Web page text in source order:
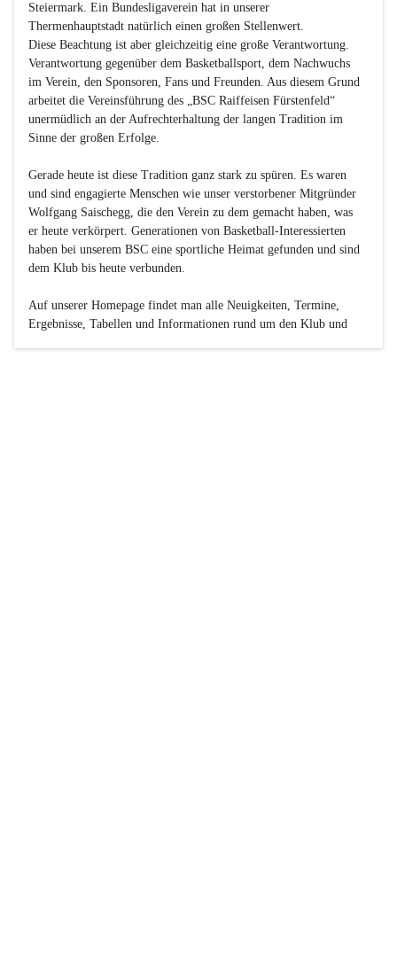
Steiermark. Ein Bundesligaverein hat in unserer
Thermenhauptstadt natürlich einen großen Stellenwert.
Diese Beachtung ist aber gleichzeitig eine große Verantwortung.
Verantwortung gegenüber dem Basketballsport, dem Nachwuchs
im Verein, den Sponsoren, Fans und Freunden. Aus diesem Grund
arbeitet die Vereinsführung des „BSC Raiffeisen Fürstenfeld“
unermüdlich an der Aufrechterhaltung der langen Tradition im
Sinne der großen Erfolge.
Gerade heute ist diese Tradition ganz stark zu spüren. Es waren
und sind engagierte Menschen wie unser verstorbener Mitgründer
Wolfgang Saischegg, die den Verein zu dem gemacht haben, was
er heute verkörpert. Generationen von Basketball-Interessierten
haben bei unserem BSC eine sportliche Heimat gefunden und sind
dem Klub bis heute verbunden.
Auf unserer Homepage findet man alle Neuigkeiten, Termine,
Ergebnisse, Tabellen und Informationen rund um den Klub und